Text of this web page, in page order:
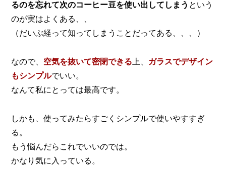
るのを忘れて次のコーヒー豆を使い出してしまう という
のが実はよくある、、
（だいぶ経って知ってしまうことだってある、、、）
なので、 空気を抜いて密閉できる 上、
ガラスでデザイン
もシンプルでいい。
なんて私にとっては最高です。
しかも、使ってみたらすごくシンプルで使いやすすぎ
る。
もう悩んだらこれでいいのでは。
かなり気に入っている。